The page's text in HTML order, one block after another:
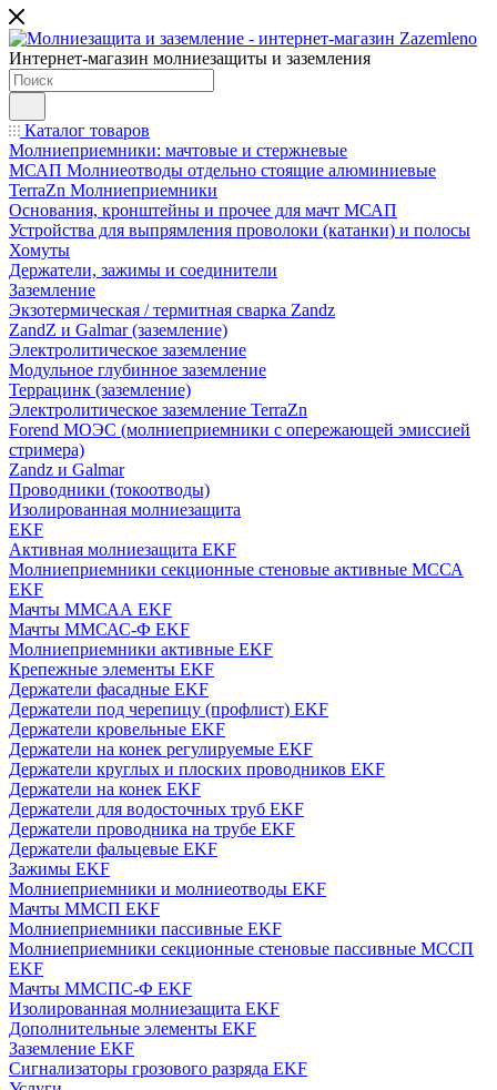
Интернет-магазин молниезащиты и заземления
Каталог товаров
Молниеприемники: мачтовые и стержневые
МСАП Молниеотводы отдельно стоящие алюминиевые
TerraZn Молниеприемники
Основания, кронштейны и прочее для мачт МСАП
Устройства для выпрямления проволоки (катанки) и полосы
Хомуты
Держатели, зажимы и соединители
Заземление
Экзотермическая / термитная сварка Zandz
ZandZ и Galmar (заземление)
Электролитическое заземление
Модульное глубинное заземление
Террацинк (заземление)
Электролитическое заземление TerraZn
Forend МОЭС (молниеприемники с опережающей эмиссией
стримера)
Zandz и Galmar
Проводники (токоотводы)
Изолированная молниезащита
EKF
Активная молниезащита EKF
Молниеприемники секционные стеновые активные МССА
EKF
Мачты ММСАА EKF
Мачты ММСАС-Ф EKF
Молниеприемники активные EKF
Крепежные элементы EKF
Держатели фасадные EKF
Держатели под черепицу (профлист) EKF
Держатели кровельные EKF
Держатели на конек регулируемые EKF
Держатели круглых и плоских проводников EKF
Держатели на конек EKF
Держатели для водосточных труб EKF
Держатели проводника на трубе EKF
Держатели фальцевые EKF
Зажимы EKF
Молниеприемники и молниеотводы EKF
Мачты ММСП EKF
Молниеприемники пассивные EKF
Молниеприемники секционные стеновые пассивные МССП
EKF
Мачты ММСПС-Ф EKF
Изолированная молниезащита EKF
Дополнительные элементы EKF
Заземление EKF
Сигнализаторы грозового разряда EKF